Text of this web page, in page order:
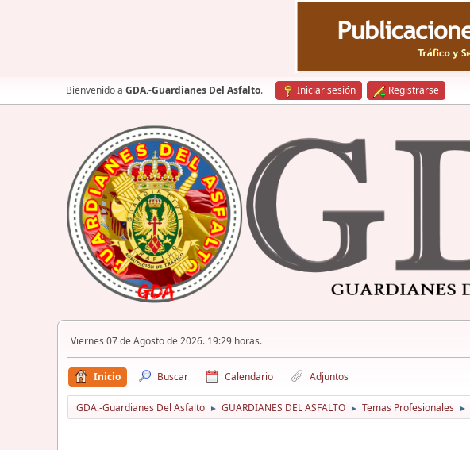
Bienvenido a GDA.-Guardianes Del Asfalto. Iniciar sesión Registrarse
Viernes 07 de Agosto de 2026. 19:29 horas.
Inicio Buscar Calendario Adjuntos
GDA.-Guardianes Del Asfalto ► GUARDIANES DEL ASFALTO ► Temas Profesionales ►